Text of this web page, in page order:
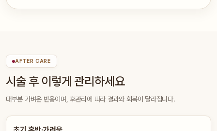
AFTER CARE
시술 후 이렇게 관리하세요
대부분 가벼운 반응이며, 후관리에 따라 결과와 회복이 달라집니다.